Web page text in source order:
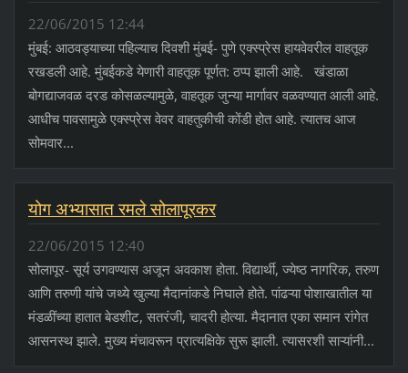
22/06/2015 12:44
मुंबई: आठवड्याच्या पहिल्याच दिवशी मुंबई- पुणे एक्स्प्रेस हायवेवरील वाहतूक
रखडली आहे. मुंबईकडे येणारी वाहतूक पूर्णत: ठप्प झाली आहे. खंडाळा
बोगद्याजवळ दरड कोसळल्यामुळे, वाहतूक जुन्या मार्गावर वळवण्यात आली आहे.
आधीच पावसामुळे एक्स्प्रेस वेवर वाहतुकीची कोंडी होत आहे. त्यातच आज
सोमवार...
योग अभ्यासात रमले सोलापूरकर
22/06/2015 12:40
सोलापूर- सूर्य उगवण्यास अजून अवकाश होता. विद्यार्थी, ज्येष्ठ नागरिक, तरुण
आणि तरुणी यांचे जथ्ये खुल्या मैदानांकडे निघाले होते. पांढऱ्या पोशाखातील या
मंडळींच्या हातात बेडशीट, सतरंजी, चादरी होत्या. मैदानात एका समान रांगेत
आसनस्थ झाले. मुख्य मंचावरून प्रात्यक्षिके सुरू झाली. त्यासरशी साऱ्यांनी...